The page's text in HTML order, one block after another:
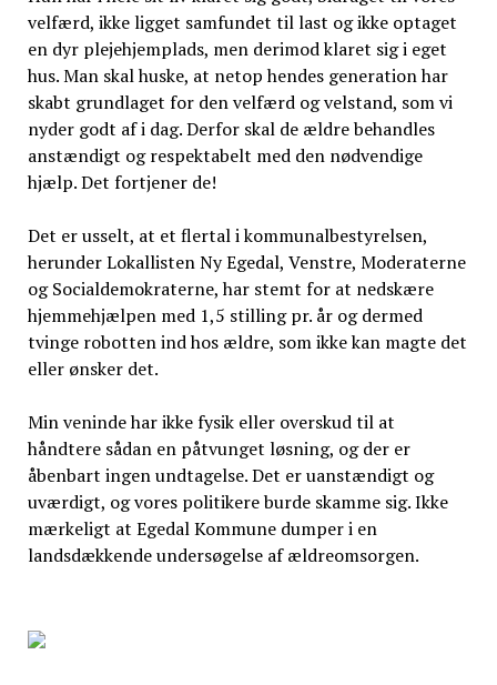
velfærd, ikke ligget samfundet til last og ikke optaget
en dyr plejehjemplads, men derimod klaret sig i eget
hus. Man skal huske, at netop hendes generation har
skabt grundlaget for den velfærd og velstand, som vi
nyder godt af i dag. Derfor skal de ældre behandles
anstændigt og respektabelt med den nødvendige
hjælp. Det fortjener de!
Det er usselt, at et flertal i kommunalbestyrelsen,
herunder Lokallisten Ny Egedal, Venstre, Moderaterne
og Socialdemokraterne, har stemt for at nedskære
hjemmehjælpen med 1,5 stilling pr. år og dermed
tvinge robotten ind hos ældre, som ikke kan magte det
eller ønsker det.
Min veninde har ikke fysik eller overskud til at
håndtere sådan en påtvunget løsning, og der er
åbenbart ingen undtagelse. Det er uanstændigt og
uværdigt, og vores politikere burde skamme sig. Ikke
mærkeligt at Egedal Kommune dumper i en
landsdækkende undersøgelse af ældreomsorgen.